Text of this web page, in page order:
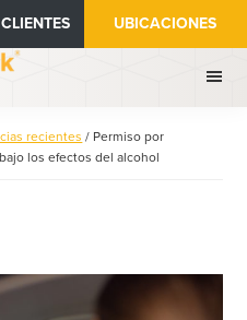
UBICACIONES
recientes / Permiso por
los efectos del alcohol